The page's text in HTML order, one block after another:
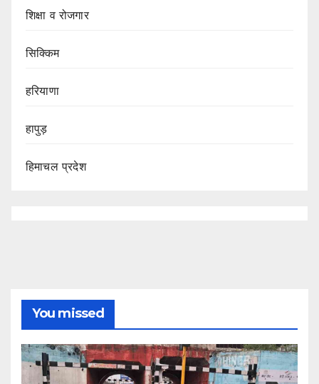
शिक्षा व रोजगार
सिक्किम
हरियाणा
हापुड़
हिमाचल प्रदेश
You missed